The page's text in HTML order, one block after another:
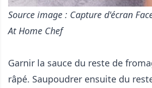
Source image : Capture d'écran
At Home Chef
Garnir la sauce du reste de
râpé. Saupoudrer ensuite du